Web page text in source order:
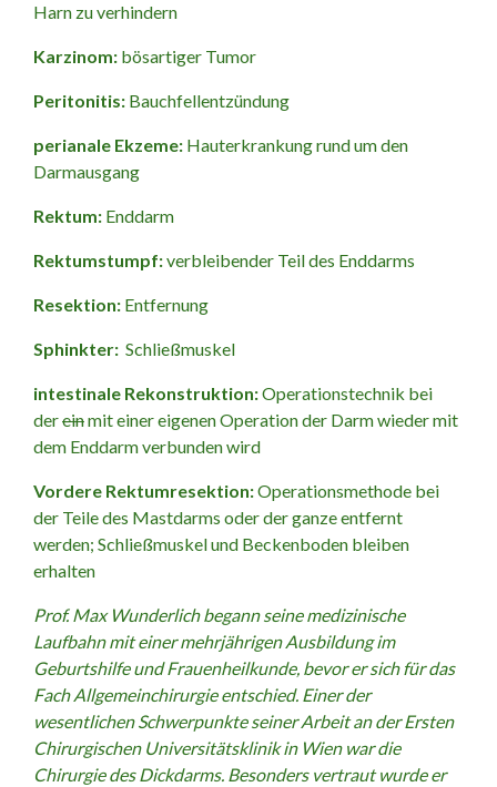
Harn zu verhindern
Karzinom: bösartiger Tumor
Peritonitis: Bauchfellentzündung
perianale Ekzeme: Hauterkrankung rund um den
Darmausgang
Rektum: Enddarm
Rektumstumpf:verbleibender Teil des Enddarms
Resektion: Entfernung
Sphinkter: Schließmuskel
intestinale Rekonstruktion:Operationstechnik bei
dereinmit einer eigenen Operation der Darm wieder mit
dem Enddarm verbunden wird
Vordere Rektumresektion:Operationsmethode bei
der Teile des Mastdarms oder der ganze entfernt
werden; Schließmuskel und Beckenboden bleiben
erhalten
Prof. Max Wunderlich begann seine medizinische
Laufbahn mit einer mehrjährigen Ausbildung im
Geburtshilfe und Frauenheilkunde, bevor er sich für das
Fach Allgemeinchirurgie entschied. Einer der
wesentlichen Schwerpunkte seiner Arbeit an der Ersten
Chirurgischen Universitätsklinik in Wien war die
Chirurgie des Dickdarms. Besonders vertraut wurde er